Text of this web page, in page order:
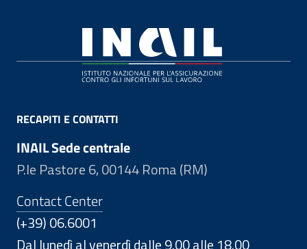
RECAPITI E CONTATTI
INAIL Sede centrale
P.le Pastore 6, 00144 Roma (RM)
Contact Center
(+39) 06.6001